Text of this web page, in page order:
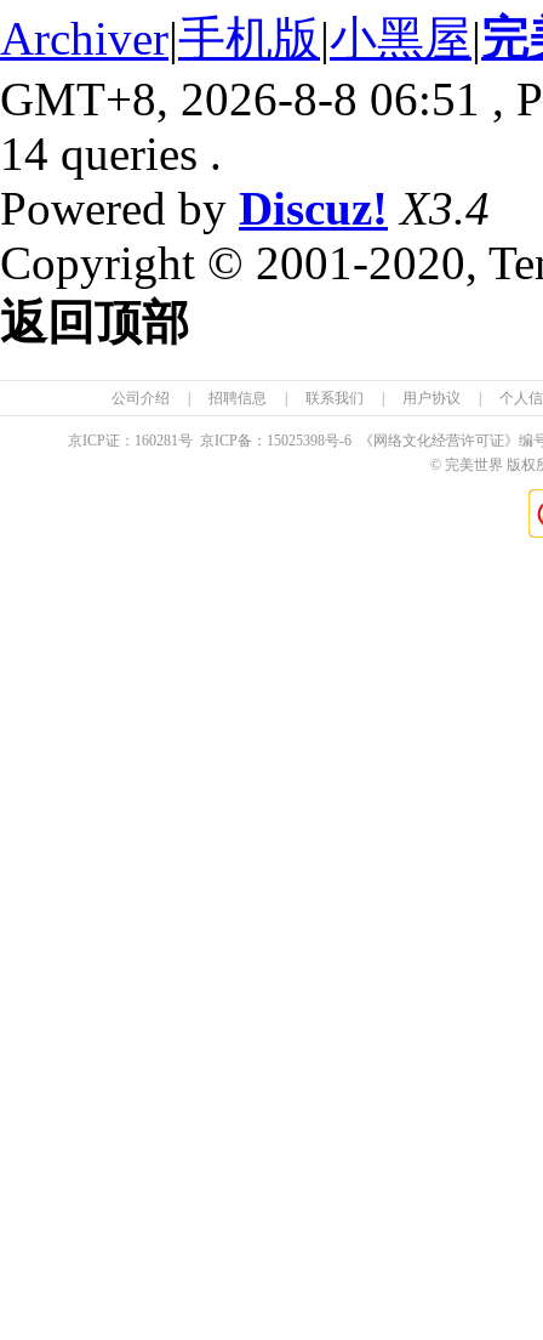
Archiver|手机版|小黑屋|完
GMT+8, 2026-8-8 06:51 ,
14 queries .
Powered by Discuz! X3.4
Copyright © 2001-2020,
返回顶部
公司介绍 招聘信息 联系我们 用户协议 个人
京ICP证： 160281号 京ICP备： 15025398号-6 《网络文化经营许可证》编
© 完美世界 版权